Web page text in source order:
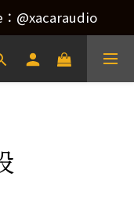
@xacaraudio
@xacaraudio
！
@xacaraudio